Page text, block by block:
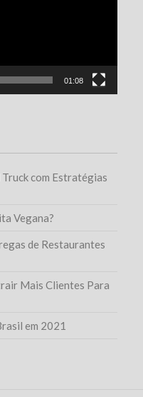
01:08
com Estratégias
Vegana?
de Restaurantes
Mais Clientes Para
em 2021